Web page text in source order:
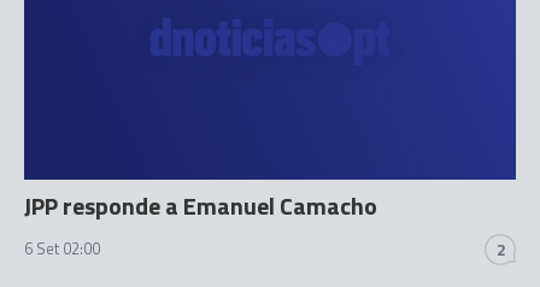
JPP responde a Emanuel Camacho
6 Set 02:00 2